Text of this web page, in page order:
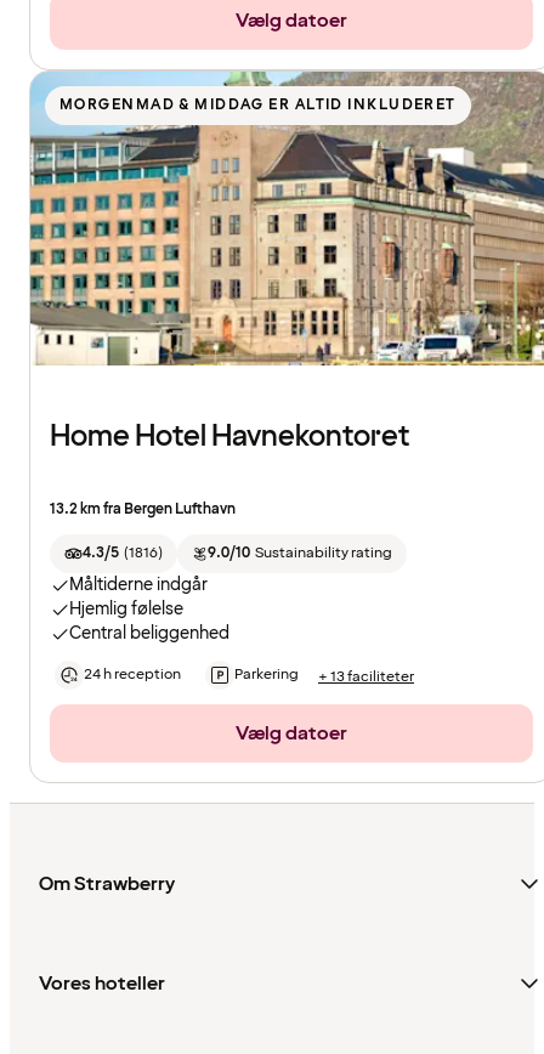
Vælg datoer
MORGENMAD & MIDDAG ER ALTID INKLUDERET
Home Hotel Havnekontoret
13.2 km fra Bergen Lufthavn
4.3/5 (1816) 9.0/10 Sustainability rating
Måltiderne indgår
Hjemlig følelse
Central beliggenhed
24 h reception Parkering + 13 faciliteter
Vælg datoer
Om Strawberry
Vores hoteller